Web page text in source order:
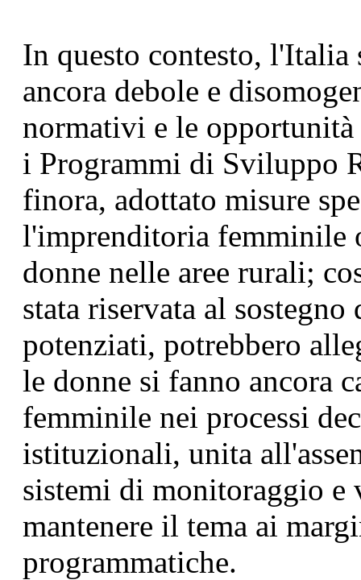
In questo contesto,
ancora debole e
normativi e le
i Programmi di Sviluppo
finora, adottato misure
l'imprenditoria femminile
donne nelle aree rurali;
stata riservata al
potenziati, potrebbero
le donne si fanno ancora
femminile nei processi
istituzionali, unita
sistemi di monitoraggio e
mantenere il tema ai
programmatiche.